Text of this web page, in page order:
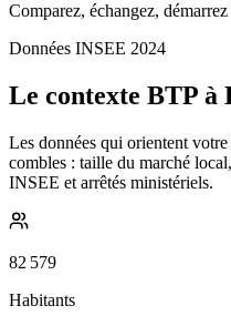
Comparez, échangez,
Données INSEE 2024
Le contexte BTP à
Les données qui orientent
combles : taille du marché
INSEE et arrêtés ministériels.
82 579
Habitants